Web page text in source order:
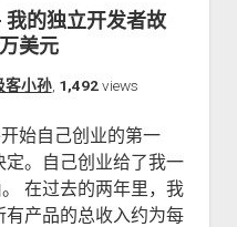
的独立开发者故
美元
客小孙, 1,492views
始自己创业的第一
。自己创业给了我一
在过去的两年里，我
产品的总收入约为每